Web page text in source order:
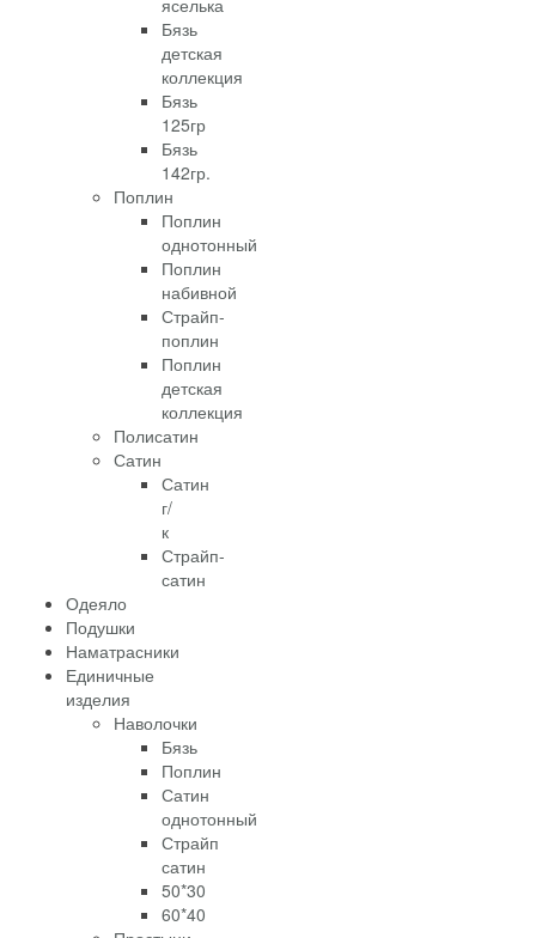
яселька
Бязь
детская
коллекция
Бязь
125гр
Бязь
142гр.
Поплин
Поплин
однотонный
Поплин
набивной
Страйп-
поплин
Поплин
детская
коллекция
Полисатин
Сатин
Сатин
г/
к
Страйп-
сатин
Одеяло
Подушки
Наматрасники
Единичные
изделия
Наволочки
Бязь
Поплин
Сатин
однотонный
Страйп
сатин
50*30
60*40